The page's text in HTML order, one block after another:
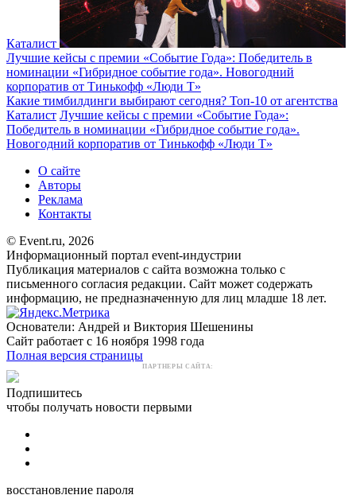
Каталист
Лучшие кейсы с премии «Событие Года»: Победитель в
номинации «Гибридное событие года». Новогодний
корпоратив от Тинькофф «Люди Т»
Какие тимбилдинги выбирают сегодня? Топ-10 от агентства
Каталист Лучшие кейсы с премии «Событие Года»:
Победитель в номинации «Гибридное событие года».
Новогодний корпоратив от Тинькофф «Люди Т»
О сайте
Авторы
Реклама
Контакты
© Event.ru, 2026
Информационный портал event-индустрии
Публикация материалов с сайта возможна только с
письменного согласия редакции. Сайт может содержать
информацию, не предназначенную для лиц младше 18 лет.
Основатели: Андрей и Виктория Шешенины
Сайт работает с 16 ноября 1998 года
Полная версия страницы
ПАРТНЕРЫ САЙТА:
Подпишитесь
чтобы получать новости первыми
восстановление пароля